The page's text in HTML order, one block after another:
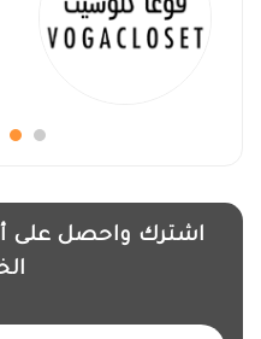
اشترك واحصل على